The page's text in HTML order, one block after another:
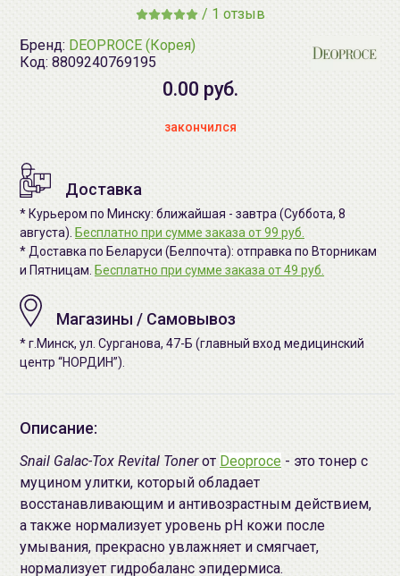
/ 1 отзыв
Бренд: DEOPROCE (Корея)
Код: 8809240769195
0.00 руб.
закончился
Доставка
* Курьером по Минску: ближайшая - завтра (Суббота, 8
августа). Бесплатно при сумме заказа от 99 руб.
* Доставка по Беларуси (Белпочта): отправка по Вторникам
и Пятницам. Бесплатно при сумме заказа от 49 руб.
Магазины / Самовывоз
* г.Минск, ул. Сурганова, 47-Б (главный вход медицинский
центр “НОРДИН”).
Описание:
Snail Galac-Tox Revital Tonerот Deoproce - это тонер с
муцином улитки, который обладает
восстанавливающим и антивозрастным действием,
а также нормализует уровень pH кожи после
умывания, прекрасно увлажняет и смягчает,
нормализует гидробаланс эпидермиса.